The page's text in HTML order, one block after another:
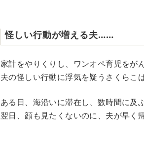
怪しい行動が増える夫……
家計をやりくりし、ワンオペ育児をが
夫の怪しい行動に浮気を疑うさくらこ
ある日、海沿いに滞在し、数時間に及
翌日、顔も見たくないのに、夫が早く